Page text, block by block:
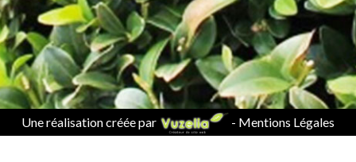
Une réalisation créée par - Mentions Légales